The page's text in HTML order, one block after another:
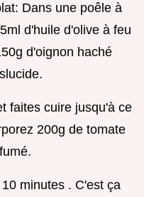
Dans une poêle à
d'huile d'olive à feu
d'oignon haché
faites cuire jusqu'à ce
200g de tomate
minutes . C'est ça